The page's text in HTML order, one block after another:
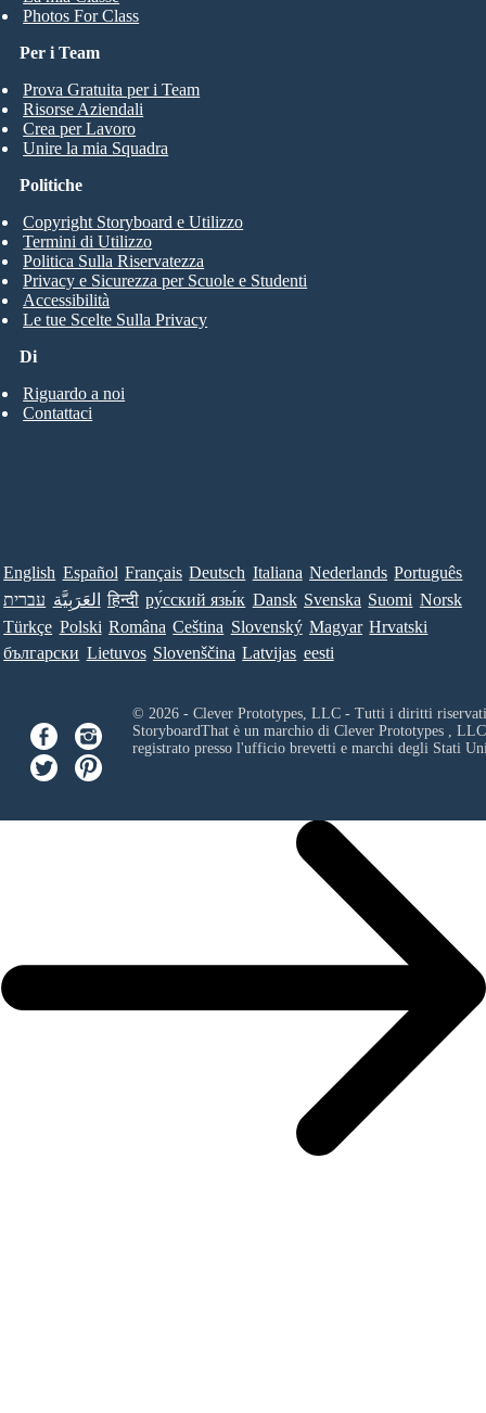
Photos For Class
Per i Team
Prova Gratuita per i Team
Risorse Aziendali
Crea per Lavoro
Unire la mia Squadra
Di
Riguardo a noi
Contattaci
Politiche
Copyright Storyboard e Utilizzo
Termini di Utilizzo
Politica Sulla Riservatezza
Privacy e Sicurezza per Scuole e Studenti
Accessibilità
Le tue Scelte Sulla Privacy
English Español Français Deutsch Italiana Nederlands Português
עברית العَرَبِيَّة हिन्दी ру́сский язы́к Dansk Svenska Suomi Norsk
Türkçe Polski Româna Ceština Slovenský Magyar Hrvatski
български Lietuvos Slovenščina Latvijas eesti
© 2026 - Clever Prototypes, LLC - Tutti i diritti
StoryboardThat è un marchio di Clever Prototypes , LLC
registrato presso l'ufficio brevetti e marchi degli Stati